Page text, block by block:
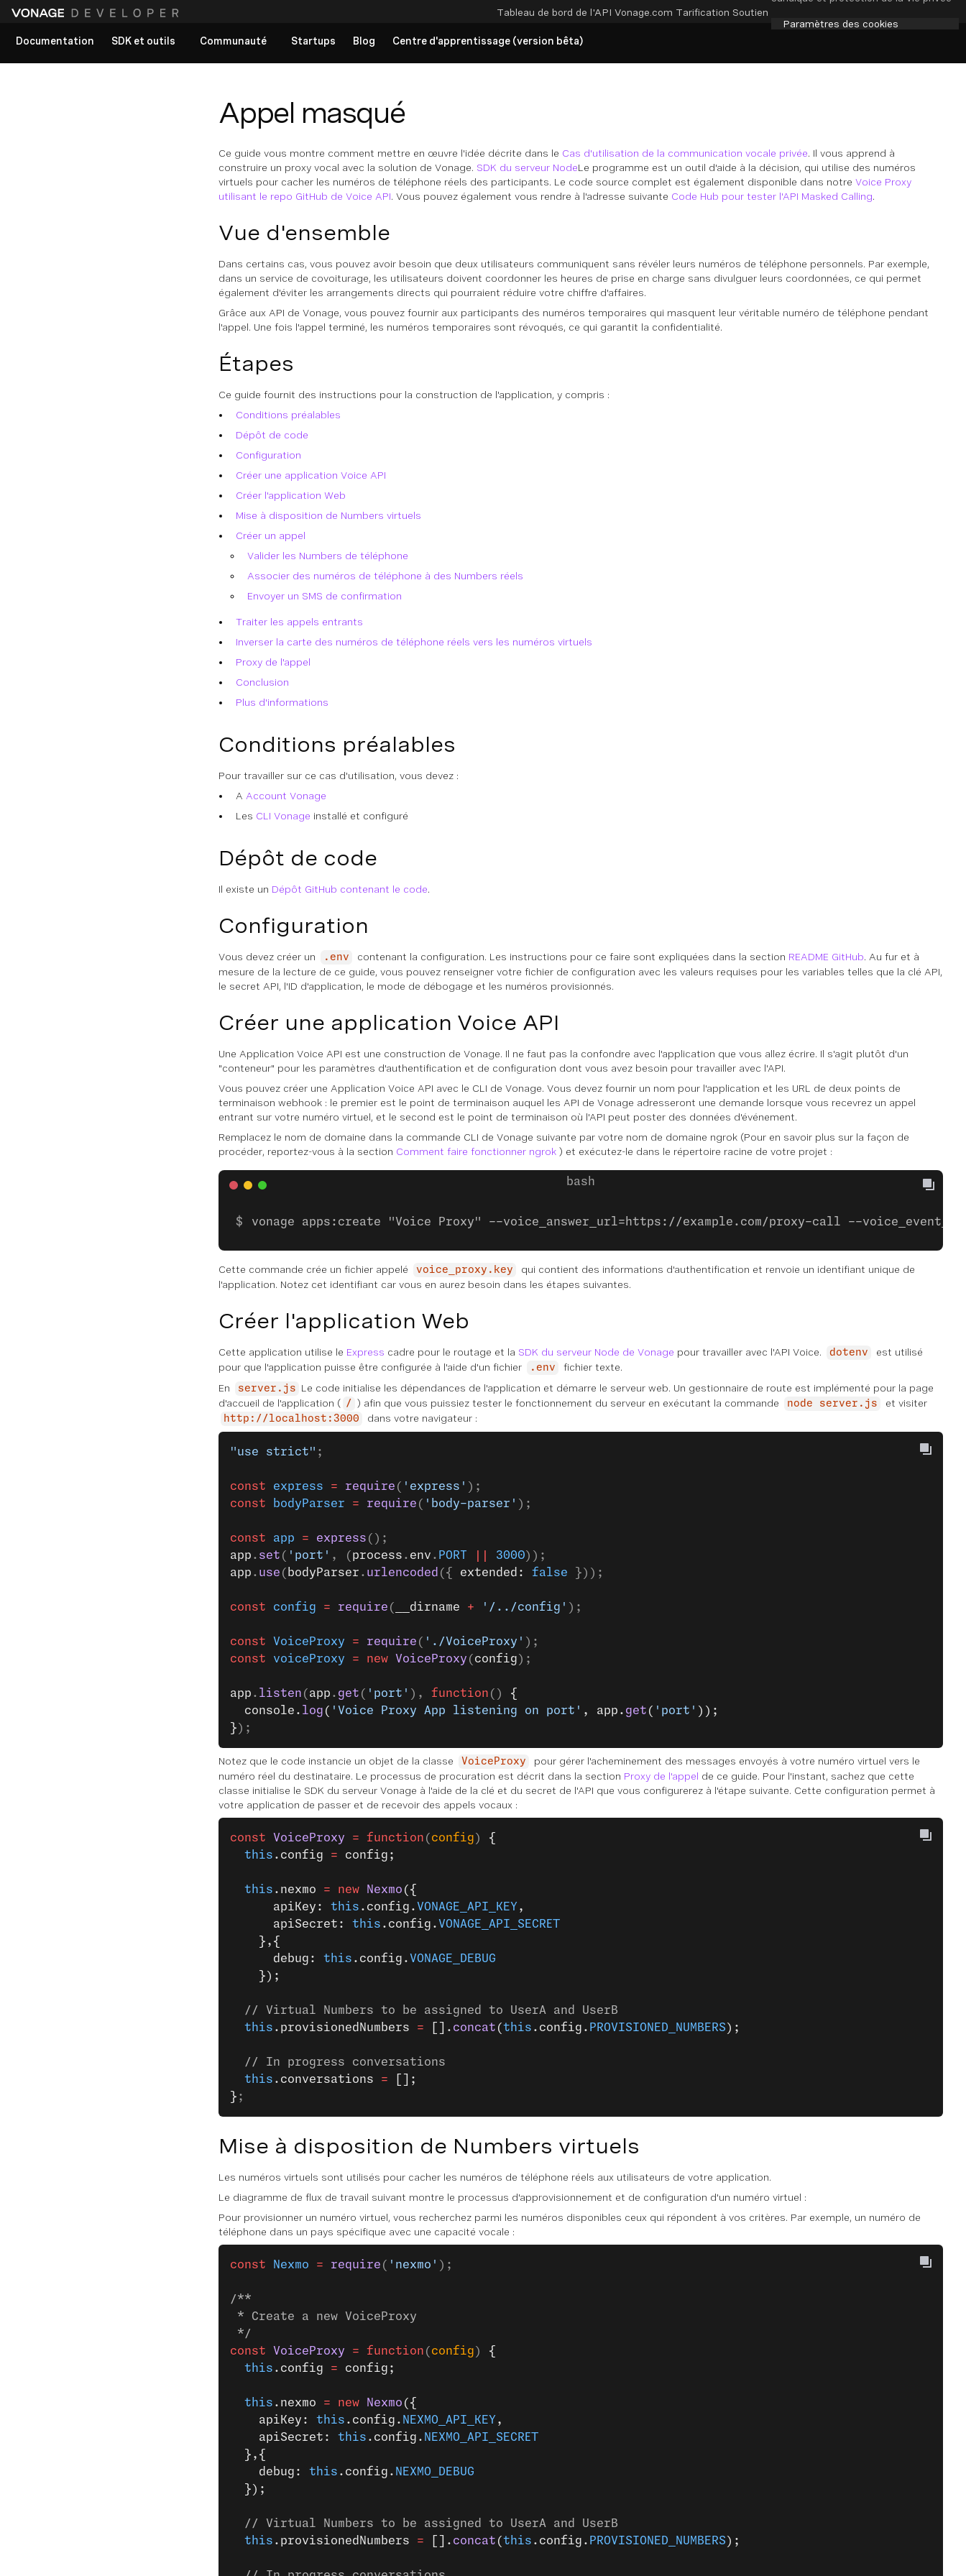
Tableau de bord de l'API Vonage.com Tarification Soutien
Paramètres des cookies
Documentation
SDK et outils Communauté Startups Blog Centre d'apprentissage (version bêta)
Appel masqué
Ce guide vous montre comment mettre en œuvre l'idée décrite dans le Cas d'utilisation de la communication vocale privée. Il vous apprend à
construire un proxy vocal avec la solution de Vonage. SDK du serveur NodeLe programme est un outil d'aide à la décision, qui utilise des numéros
virtuels pour cacher les numéros de téléphone réels des participants. Le code source complet est également disponible dans notre Voice Proxy
utilisant le repo GitHub de Voice API. Vous pouvez également vous rendre à l'adresse suivante Code Hub pour tester l'API Masked Calling.
Vue d'ensemble
Dans certains cas, vous pouvez avoir besoin que deux utilisateurs communiquent sans révéler leurs numéros de téléphone personnels. Par exemple,
dans un service de covoiturage, les utilisateurs doivent coordonner les heures de prise en charge sans divulguer leurs coordonnées, ce qui permet
également d'éviter les arrangements directs qui pourraient réduire votre chiffre d'affaires.
Grâce aux API de Vonage, vous pouvez fournir aux participants des numéros temporaires qui masquent leur véritable numéro de téléphone pendant
l'appel. Une fois l'appel terminé, les numéros temporaires sont révoqués, ce qui garantit la confidentialité.
Étapes
Ce guide fournit des instructions pour la construction de l'application, y compris :
Conditions préalables
Dépôt de code
Configuration
Créer une application Voice API
Créer l'application Web
Mise à disposition de Numbers virtuels
Créer un appel
Valider les Numbers de téléphone
Associer des numéros de téléphone à des Numbers réels
Envoyer un SMS de confirmation
Traiter les appels entrants
Inverser la carte des numéros de téléphone réels vers les numéros virtuels
Proxy de l'appel
Conclusion
Plus d'informations
Conditions préalables
Pour travailler sur ce cas d'utilisation, vous devez :
A Account Vonage
Les CLI Vonage installé et configuré
Dépôt de code
Il existe un Dépôt GitHub contenant le code.
Configuration
Vous devez créer un .env contenant la configuration. Les instructions pour ce faire sont expliquées dans la section README GitHub. Au fur et à
mesure de la lecture de ce guide, vous pouvez renseigner votre fichier de configuration avec les valeurs requises pour les variables telles que la clé API,
le secret API, l'ID d'application, le mode de débogage et les numéros provisionnés.
Créer une application Voice API
Une Application Voice API est une construction de Vonage. Il ne faut pas la confondre avec l'application que vous allez écrire. Il s'agit plutôt d'un
"conteneur" pour les paramètres d'authentification et de configuration dont vous avez besoin pour travailler avec l'API.
Vous pouvez créer une Application Voice API avec le CLI de Vonage. Vous devez fournir un nom pour l'application et les URL de deux points de
terminaison webhook : le premier est le point de terminaison auquel les API de Vonage adresseront une demande lorsque vous recevrez un appel
entrant sur votre numéro virtuel, et le second est le point de terminaison où l'API peut poster des données d'événement.
Remplacez le nom de domaine dans la commande CLI de Vonage suivante par votre nom de domaine ngrok (Pour en savoir plus sur la façon de
procéder, reportez-vous à la section Comment faire fonctionner ngrok ) et exécutez-le dans le répertoire racine de votre projet :
vonage apps:create "Voice Proxy" --voice_answer_url=https://example.com/proxy-call --
Cette commande crée un fichier appelé voice_proxy.key
qui contient des informations d'authentification et renvoie un identifiant unique de
l'application. Notez cet identifiant car vous en aurez besoin dans les étapes suivantes.
Créer l'application Web
Cette application utilise le Express cadre pour le routage et la SDK du serveur Node de Vonage pour travailler avec l'API Voice. dotenv
est utilisé
pour que l'application puisse être configurée à l'aide d'un fichier
.env
fichier texte.
En
server.js
Le code initialise les dépendances de l'application et démarre le serveur web. Un gestionnaire de route est implémenté pour la page
d'accueil de l'application ( / ) afin que vous puissiez tester le fonctionnement du serveur en exécutant la commande node server.js et visiter
http://localhost:3000 dans votre navigateur :
"use strict" ;
const express = require ( 'express' );
const bodyParser = require ( 'body-parser' );
const app = express ();
app . set ( 'port' , ( process . env . PORT 3000));
app . use ( bodyParser . urlencoded ({ extended: false }));
const config = require ( __dirname + '/../config' );
const VoiceProxy = require ( './VoiceProxy' );
const voiceProxy = new VoiceProxy ( config );
app . listen ( app . get ( 'port' ), function () {
  console.
log ( 'Voice Proxy App listening on port' , app. get ( 'port' ));
} );
Notez que le code instancie un objet de la classe VoiceProxy
pour gérer l'acheminement des messages envoyés à votre numéro virtuel vers le
numéro réel du destinataire. Le processus de procuration est décrit dans la section Proxy de l'appel de ce guide. Pour l'instant, sachez que cette
classe initialise le SDK du serveur Vonage à l'aide de la clé et du secret de l'API que vous configurerez à l'étape suivante. Cette configuration permet à
votre application de passer et de recevoir des appels vocaux :
const VoiceProxy = function ( config ) {
  this
.config = config;
  this
.nexmo = new Nexmo ({
      apiKey:
this .config. VONAGE_API_KEY ,
      apiSecret:
this .config. VONAGE_API_SECRET
    },{
      debug:
this .config. VONAGE_DEBUG
    });
  // Virtual Numbers to be assigned to UserA and UserB
  this
.provisionedNumbers = []. concat (this .config. PROVISIONED_NUMBERS );
  // In progress conversations
  this
.conversations = [];
} ;
Mise à disposition de Numbers virtuels
Les numéros virtuels sont utilisés pour cacher les numéros de téléphone réels aux utilisateurs de votre application.
Le diagramme de flux de travail suivant montre le processus d'approvisionnement et de configuration d'un numéro virtuel :
Pour provisionner un numéro virtuel, vous recherchez parmi les numéros disponibles ceux qui répondent à vos critères. Par exemple, un numéro de
téléphone dans un pays spécifique avec une capacité vocale :
const Nexmo = require ( 'nexmo' );
/**
* Create a new VoiceProxy
*/
const VoiceProxy = function ( config ) {
  this
.config = config;
  this
.nexmo = new Nexmo ({
    apiKey:
this .config. NEXMO_API_KEY ,
    apiSecret:
this .config. NEXMO_API_SECRET
  },{
    debug:
this .config. NEXMO_DEBUG
  });
  // Virtual Numbers to be assigned to UserA and UserB
  this
.provisionedNumbers = []. concat (this .config. PROVISIONED_NUMBERS );